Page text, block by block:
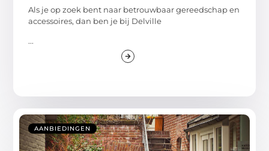
Als je op zoek bent naar betrouwbaar gereedschap en
accessoires, dan ben je bij Delville
...
AANBIEDINGEN